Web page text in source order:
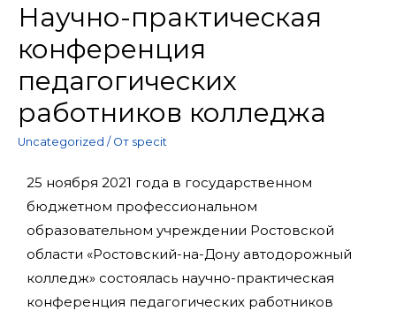
Научно-практическая
конференция
педагогических
работников колледжа
Uncategorized / От specit
25 ноября 2021 года в государственном
бюджетном профессиональном
образовательном учреждении Ростовской
области «Ростовский-на-Дону автодорожный
колледж» состоялась научно-практическая
конференция педагогических работников